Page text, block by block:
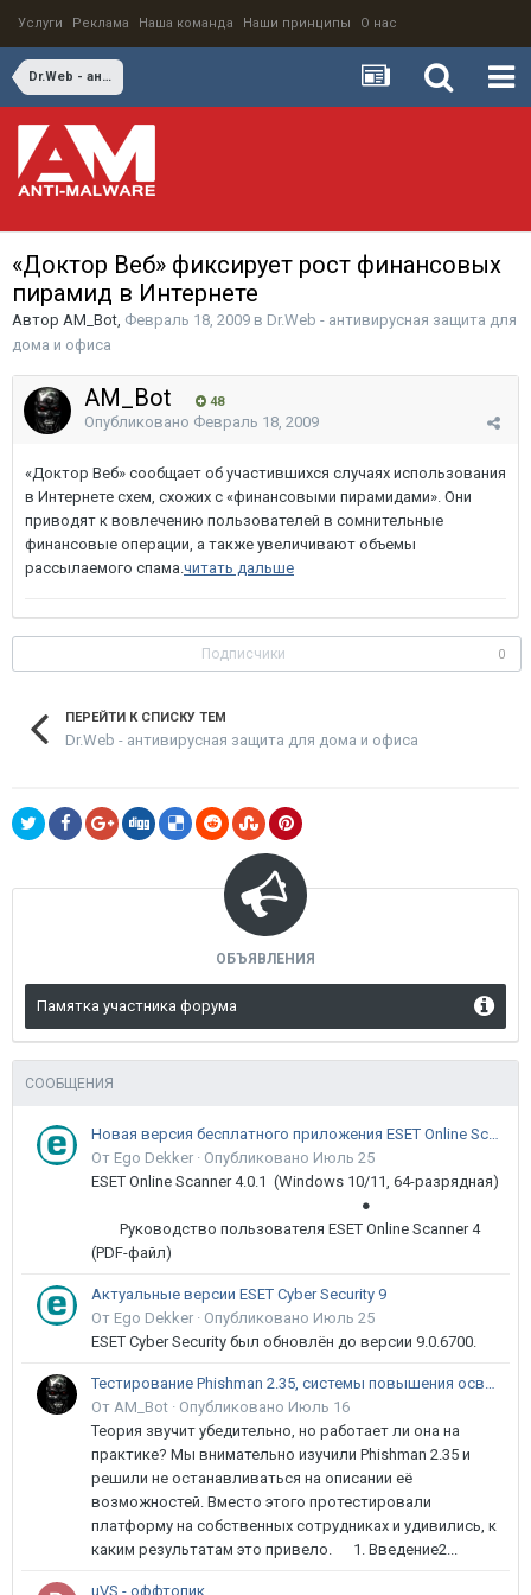
Услуги Реклама Наша команда Наши принципы О нас
Dr.Web - антивирусная защита для дома и офиса
«Доктор Веб» фиксирует рост финансовых
пирамид в Интернете
Автор AM_Bot, Февраль 18, 2009 в Dr.Web - антивирусная защита для
дома и офиса
AM_Bot 48
Опубликовано Февраль 18, 2009
«Доктор Веб» сообщает об участившихся случаях использования
в Интернете схем, схожих с «финансовыми пирамидами». Они
приводят к вовлечению пользователей в сомнительные
финансовые операции, а также увеличивают объемы
рассылаемого спама.читать дальше
Подписчики 0
ПЕРЕЙТИ К СПИСКУ ТЕМ
Dr.Web - антивирусная защита для дома и офиса
ОБЪЯВЛЕНИЯ
Памятка участника форума
СООБЩЕНИЯ
Новая версия бесплатного приложения ESET Online Scanner доступна пользователям
От Ego Dekker · Опубликовано Июль 25
ESET Online Scanner 4.0.1 (Windows 10/11, 64-разрядная)
●
Руководство пользователя ESET Online Scanner 4
(PDF-файл)
Актуальные версии ESET Cyber Security 9
От Ego Dekker · Опубликовано Июль 25
ESET Cyber Security был обновлён до версии 9.0.6700.
Тестирование Phishman 2.35, системы повышения осведомлённости пользователей в сфере ИБ
От AM_Bot · Опубликовано Июль 16
Теория звучит убедительно, но работает ли она на
практике? Мы внимательно изучили Phishman 2.35 и
решили не останавливаться на описании её
возможностей. Вместо этого протестировали
платформу на собственных сотрудниках и удивились, к
каким результатам это привело. 1. Введение2...
uVS - оффтопик